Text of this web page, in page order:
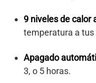
9 niveles de calor
temperatura a tus
Apagado
3, o 5 horas.